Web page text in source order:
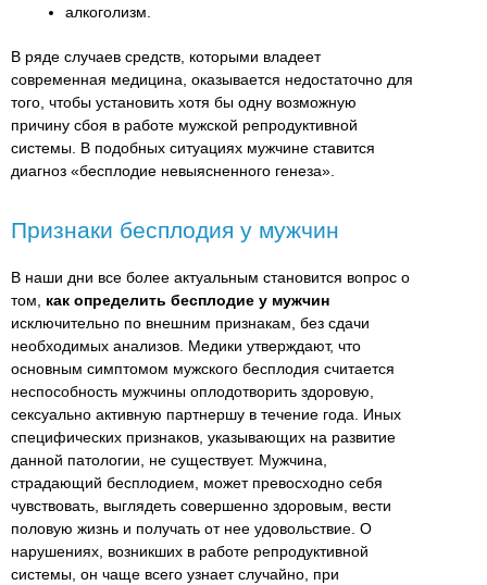
алкоголизм.
В ряде случаев средств, которыми владеет
современная медицина, оказывается недостаточно для
того, чтобы установить хотя бы одну возможную
причину сбоя в работе мужской репродуктивной
системы. В подобных ситуациях мужчине ставится
диагноз «бесплодие невыясненного генеза».
Признаки бесплодия у мужчин
В наши дни все более актуальным становится вопрос о
том, как определить бесплодие у мужчин
исключительно по внешним признакам, без сдачи
необходимых анализов. Медики утверждают, что
основным симптомом мужского бесплодия считается
неспособность мужчины оплодотворить здоровую,
сексуально активную партнершу в течение года. Иных
специфических признаков, указывающих на развитие
данной патологии, не существует. Мужчина,
страдающий бесплодием, может превосходно себя
чувствовать, выглядеть совершенно здоровым, вести
половую жизнь и получать от нее удовольствие. О
нарушениях, возникших в работе репродуктивной
системы, он чаще всего узнает случайно, при